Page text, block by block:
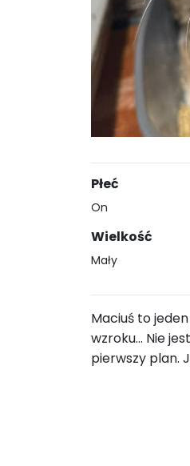
Płeć
On
Wielkość
Mały
Maciuś to
wzroku… Nie
pierwszy plan.